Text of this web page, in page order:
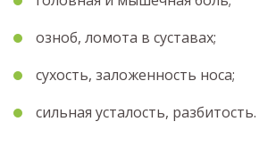
озноб, ломота в суставах;
сухость, заложенность носа;
сильная усталость, разбитость.